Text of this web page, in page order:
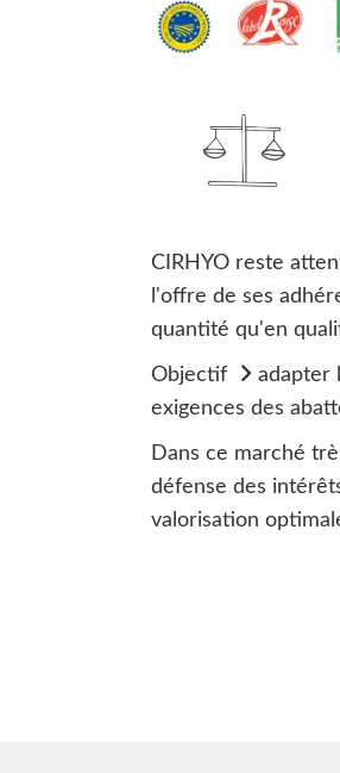
CIRHYO reste
l'offre de ses
quantité qu'en
Objectif
adapter
exigences des
Dans ce marché
défense des
valorisation